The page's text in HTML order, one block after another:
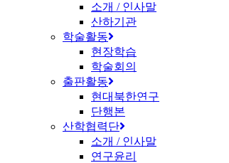
소개 / 인사말
산하기관
학술활동
현장학습
학술회의
출판활동
현대북한연구
단행본
산학협력단
소개 / 인사말
연구윤리